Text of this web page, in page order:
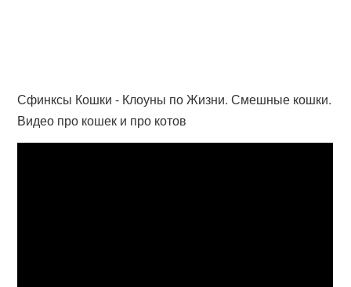
Сфинксы Кошки - Клоуны по Жизни. Смешные кошки.
Видео про кошек и про котов